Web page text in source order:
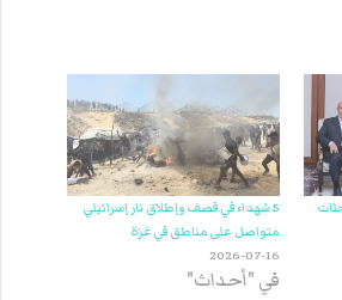
5 شهداء في قصف وإطلاق نار إسرائيلي
متواصل على مناطق في غزة
2026-07-16
في "أحداث"